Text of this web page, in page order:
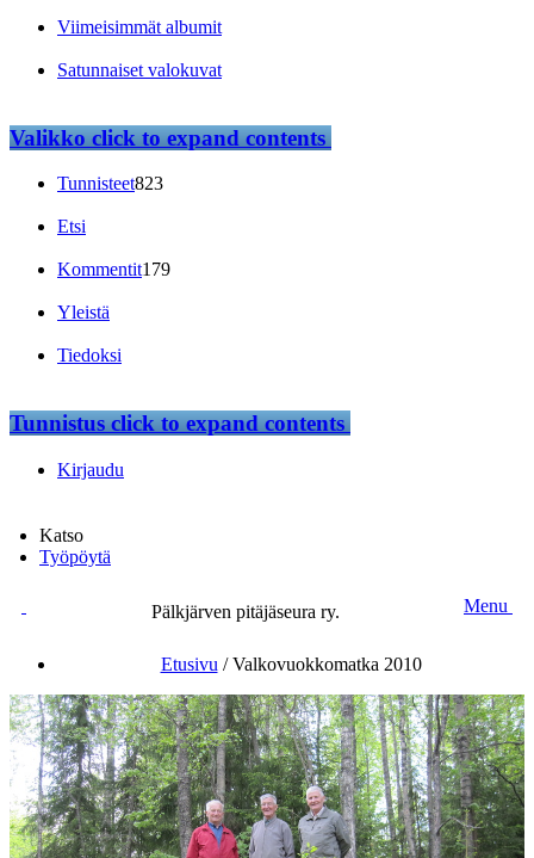
Viimeisimmät albumit
Satunnaiset valokuvat
Valikkoclick to expand contents
Tunnisteet823
Etsi
Kommentit179
Yleistä
Tiedoksi
Tunnistusclick to expand contents
Kirjaudu
Katso
Työpöytä
Pälkjärven pitäjäseura ry. Menu
Etusivu /Valkovuokkomatka 2010